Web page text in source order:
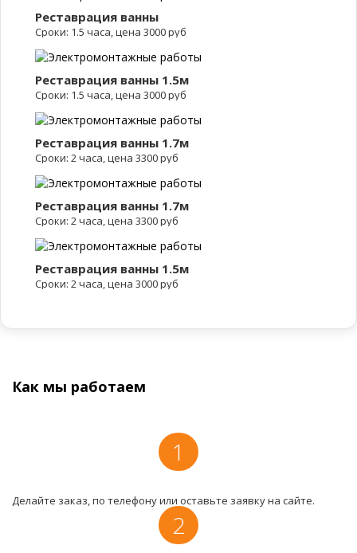
Реставрация ванны
Сроки: 1.5 часа, цена 3000 руб
Реставрация ванны 1.5м
Сроки: 1.5 часа, цена 3000 руб
Реставрация ванны 1.7м
Сроки: 2 часа, цена 3300 руб
Реставрация ванны 1.7м
Сроки: 2 часа, цена 3300 руб
Реставрация ванны 1.5м
Сроки: 2 часа, цена 3000 руб
Как мы работаем
1
Делайте заказ, по телефону или оставьте заявку на сайте.
2